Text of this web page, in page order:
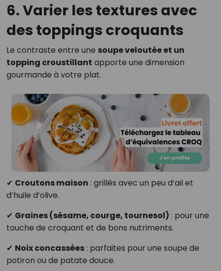
6. Varier les textures avec
des toppings croquants
Le contraste entre une soupe veloutée et un
topping croustillant apporte une dimension
gourmande à votre plat.
✔ Croutons maison : grillés avec un peu d’ail et
d’huile d’olive.
✔ Graines (sésame, courge, tournesol) : pour une
touche de croquant et de bons nutriments.
✔ Noix concassées: parfaites pour une soupe de
potiron ou de patate douce.